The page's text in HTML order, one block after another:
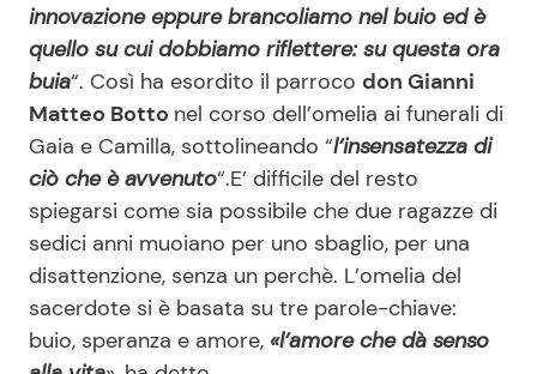
innovazione eppure brancoliamo nel buio ed è
quello su cui dobbiamo riflettere: su questa ora
buia“. Così ha esordito il parroco don Gianni
Matteo Botto nel corso dell’omelia ai funerali di
Gaia e Camilla, sottolineando “l’insensatezza di
ciò che è avvenuto“.E’ difficile del resto
spiegarsi come sia possibile che due ragazze di
sedici anni muoiano per uno sbaglio, per una
disattenzione, senza un perchè. L’omelia del
sacerdote si è basata su tre parole-chiave:
buio, speranza e amore, «l’amore che dà senso